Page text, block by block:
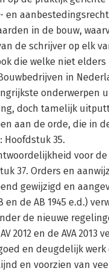
en
in de bouw,
de schrijver op elk
die welke niet elders
in
onderwerpen
doch tamelijk
aan de orde, die in
35.
voor de
37. Orders en
gewijzigd en
de AB 1945 e.d.)
de nieuwe
en de AVA 2013
en deugdelijk werk
en voorzien van